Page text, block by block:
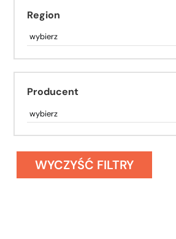
Region
Producent
WYCZYŚĆ FILTRY